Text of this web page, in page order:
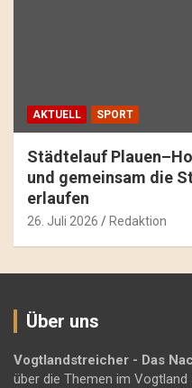
AKTUELL SPORT
Städtelauf
und gemeinsam die
erlaufen
26. Juli 2026 Redaktion
Über uns
Vogtlandstreicher - Das
über die Themen im